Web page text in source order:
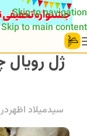
Skip to navigation
Skip to main content
ژل
سیدمیلاد اظهردر 15 دی 1401